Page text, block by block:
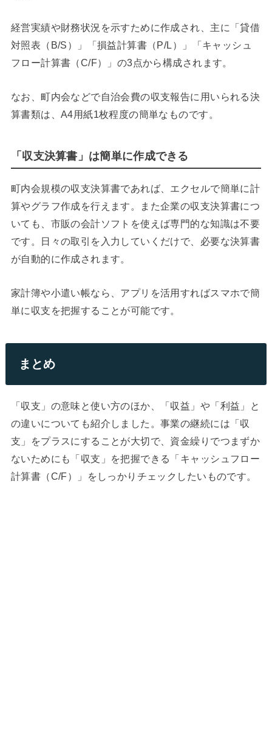
経営実績や財務状況を示すために作成され、主に「貸借
対照表（B/S）」「損益計算書（P/L）」「キャッシュ
フロー計算書（C/F）」の3点から構成されます。
なお、町内会などで自治会費の収支報告に用いられる決
算書類は、A4用紙1枚程度の簡単なものです。
「収支決算書」は簡単に作成できる
町内会規模の収支決算書であれば、エクセルで簡単に計
算やグラフ作成を行えます。また企業の収支決算書につ
いても、市販の会計ソフトを使えば専門的な知識は不要
です。日々の取引を入力していくだけで、必要な決算書
が自動的に作成されます。
家計簿や小遣い帳なら、アプリを活用すればスマホで簡
単に収支を把握することが可能です。
まとめ
「収支」の意味と使い方のほか、「収益」や「利益」と
の違いについても紹介しました。事業の継続には「収
支」をプラスにすることが大切で、資金繰りでつまずか
ないためにも「収支」を把握できる「キャッシュフロー
計算書（C/F）」をしっかりチェックしたいものです。